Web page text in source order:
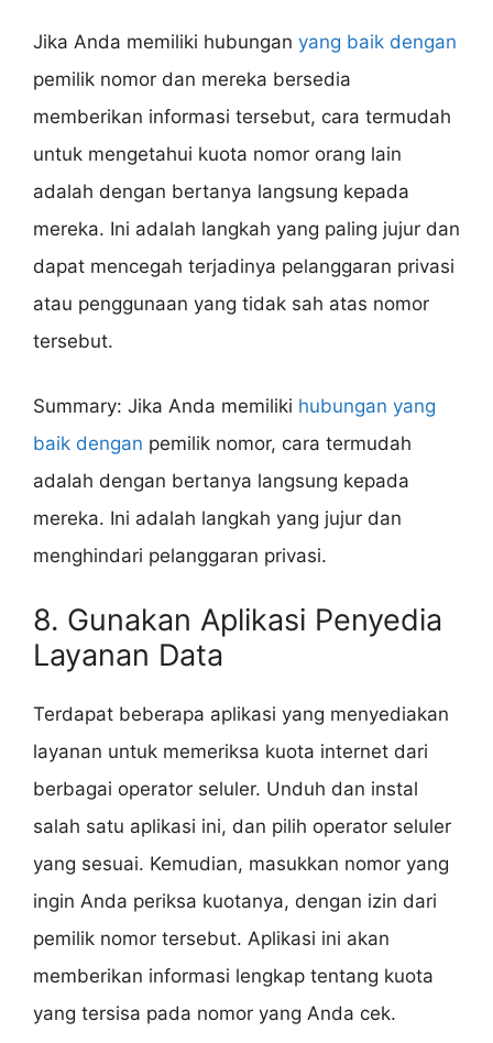
Jika Anda memiliki hubungan yang baik dengan
pemilik nomor dan mereka bersedia
memberikan informasi tersebut, cara termudah
untuk mengetahui kuota nomor orang lain
adalah dengan bertanya langsung kepada
mereka. Ini adalah langkah yang paling jujur ​​dan
dapat mencegah terjadinya pelanggaran privasi
atau penggunaan yang tidak sah atas nomor
tersebut.
Summary: Jika Anda memiliki hubungan yang
baik dengan pemilik nomor, cara termudah
adalah dengan bertanya langsung kepada
mereka. Ini adalah langkah yang jujur ​​dan
menghindari pelanggaran privasi.
8. Gunakan Aplikasi Penyedia
Layanan Data
Terdapat beberapa aplikasi yang menyediakan
layanan untuk memeriksa kuota internet dari
berbagai operator seluler. Unduh dan instal
salah satu aplikasi ini, dan pilih operator seluler
yang sesuai. Kemudian, masukkan nomor yang
ingin Anda periksa kuotanya, dengan izin dari
pemilik nomor tersebut. Aplikasi ini akan
memberikan informasi lengkap tentang kuota
yang tersisa pada nomor yang Anda cek.